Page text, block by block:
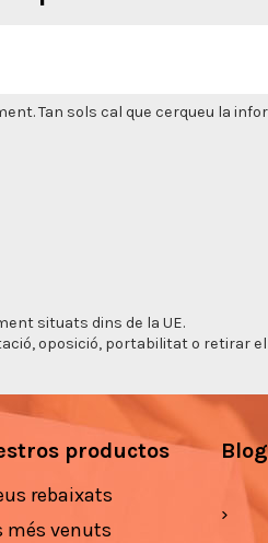
Tan sols cal que cerqueu la
situats dins de la UE.
oposició, portabilitat o retirar
productos
rebaixats
més venuts
Blog